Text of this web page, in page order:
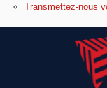
Espace
Transmettez-nous